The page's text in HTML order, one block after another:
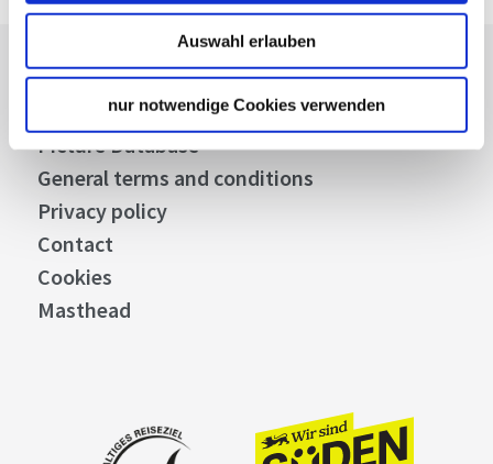
Auswahl erlauben
nur notwendige Cookies verwenden
Press
Stuttgart Convention Bureau
Picture Database
General terms and conditions
Privacy policy
Contact
Cookies
Masthead